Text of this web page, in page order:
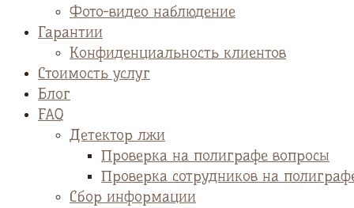
Фото-видео наблюдение
Гарантии
Конфиденциальность клиентов
Стоимость услуг
Блог
FAQ
Детектор лжи
Проверка на полиграфе вопросы
Проверка сотрудников на
Сбор информации